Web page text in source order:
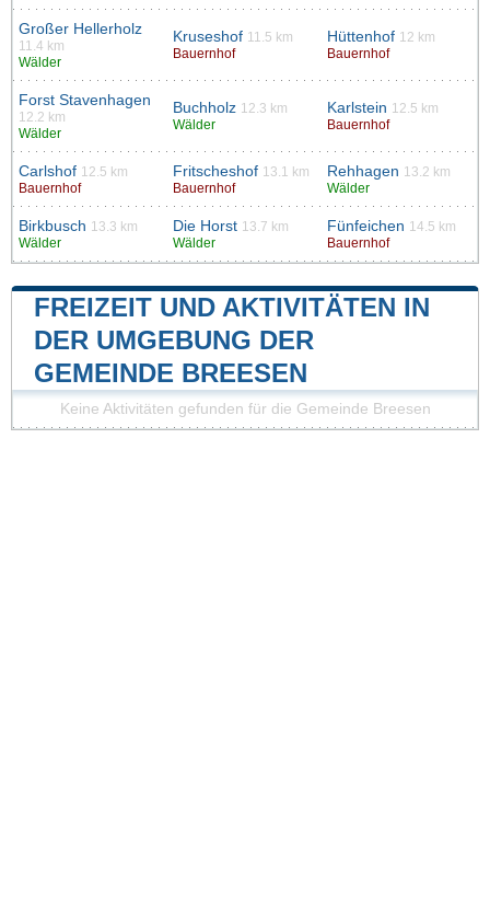
Großer Hellerholz
11.4 km
Wälder
Kruseshof 11.5 km
Bauernhof
Hüttenhof 12 km
Bauernhof
Forst Stavenhagen
12.2 km
Wälder
Buchholz 12.3 km
Wälder
Karlstein 12.5 km
Bauernhof
Carlshof 12.5 km
Bauernhof
Fritscheshof 13.1 km
Bauernhof
Rehhagen 13.2 km
Wälder
Birkbusch 13.3 km
Wälder
Die Horst 13.7 km
Wälder
Fünfeichen 14.5 km
Bauernhof
FREIZEIT UND AKTIVITÄTEN IN
DER UMGEBUNG DER
GEMEINDE BREESEN
Keine Aktivitäten gefunden für die Gemeinde Breesen